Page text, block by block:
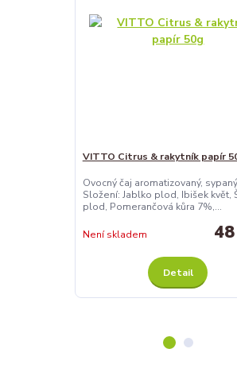
VITTO Citrus & rakytník papír
Ovocný čaj aromatizovaný, sypaný
Složení: Jablko plod, Ibišek květ,
plod, Pomerančová kůra 7%,...
Není skladem
Detail